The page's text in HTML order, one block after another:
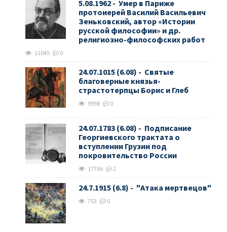
5.08.1962 - Умер в Париже
протоиерей Василий Васильевич
Зеньковский, автор «Истории
русской философии» и др.
религиозно-философских работ
11045 0
24.07.1015 (6.08) - Святые
благоверные князья-
страстотерпцы Борис и Глеб
9998 0
24.07.1783 (6.08) - Подписание
Георгиевского трактата о
вступлении Грузии под
покровительство России
17766 2
24.7.1915 (6.8) - "Атака мертвецов"
753 0